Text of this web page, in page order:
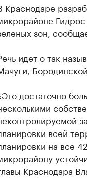
Краснодаре
зон,
идет о так
достаточно
всей
на все
Краснодара